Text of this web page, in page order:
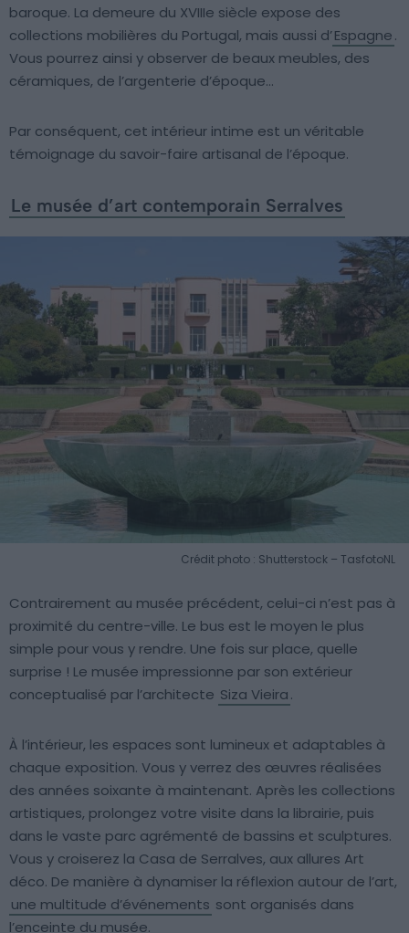
baroque. La demeure du XVIIIe siècle expose des
collections mobilières du Portugal, mais aussi d’Espagne.
Vous pourrez ainsi y observer de beaux meubles, des
céramiques, de l’argenterie d’époque…
Par conséquent, cet intérieur intime est un véritable
témoignage du savoir-faire artisanal de l’époque.
Le musée d’art contemporain Serralves
Crédit photo : Shutterstock – TasfotoNL
Contrairement au musée précédent, celui-ci n’est pas à
proximité du centre-ville. Le bus est le moyen le plus
simple pour vous y rendre. Une fois sur place, quelle
surprise ! Le musée impressionne par son extérieur
conceptualisé par l’architecte Siza Vieira.
À l’intérieur, les espaces sont lumineux et adaptables à
chaque exposition. Vous y verrez des œuvres réalisées
des années soixante à maintenant. Après les collections
artistiques, prolongez votre visite dans la librairie, puis
dans le vaste parc agrémenté de bassins et sculptures.
Vous y croiserez la Casa de Serralves, aux allures Art
déco. De manière à dynamiser la réflexion autour de l’art,
une multitude d’événements sont organisés dans
l’enceinte du musée.